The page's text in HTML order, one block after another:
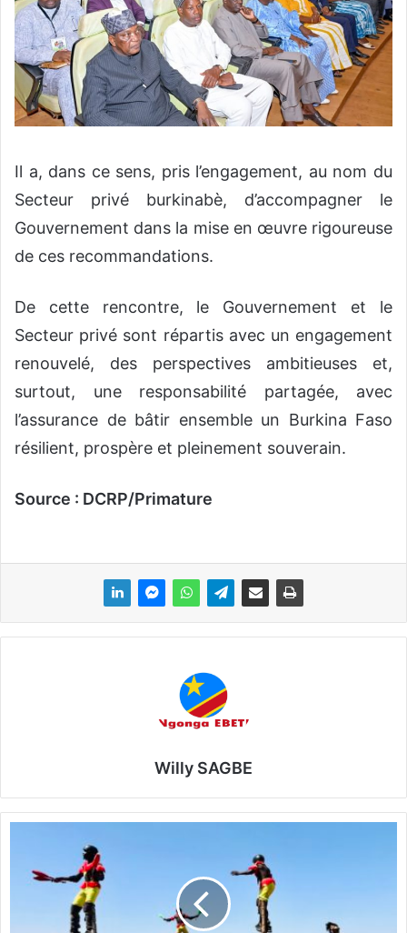
Il a, dans ce sens, pris l’engagement, au nom du
Secteur privé burkinabè, d’accompagner le
Gouvernement dans la mise en œuvre rigoureuse
de ces recommandations.
De cette rencontre, le Gouvernement et le
Secteur privé sont répartis avec un engagement
renouvelé, des perspectives ambitieuses et,
surtout, une responsabilité partagée, avec
l’assurance de bâtir ensemble un Burkina Faso
résilient, prospère et pleinement souverain.
Source : DCRP/Primature
Willy SAGBE